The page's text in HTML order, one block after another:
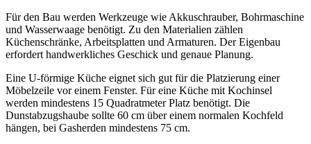
Für den Bau werden Werkzeuge wie Akkuschrauber, Bohrmaschine
und Wasserwaage benötigt. Zu den Materialien zählen
Küchenschränke, Arbeitsplatten und Armaturen. Der Eigenbau
erfordert handwerkliches Geschick und genaue Planung.
Eine U-förmige Küche eignet sich gut für die Platzierung einer
Möbelzeile vor einem Fenster. Für eine Küche mit Kochinsel
werden mindestens 15 Quadratmeter Platz benötigt. Die
Dunstabzugshaube sollte 60 cm über einem normalen Kochfeld
hängen, bei Gasherden mindestens 75 cm.